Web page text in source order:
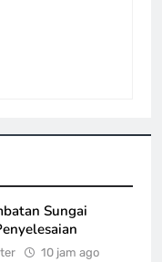
Sungai
10 jam ago